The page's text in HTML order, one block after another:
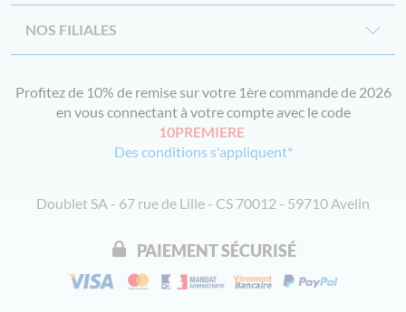
NOS FILIALES
Profitez de 10% de remise sur votre 1ère commande de 2026
en vous connectant à votre compte avec le code
10PREMIERE
Des conditions s'appliquent*
Doublet SA - 67 rue de Lille - CS 70012 - 59710 Avelin
PAIEMENT SÉCURISÉ